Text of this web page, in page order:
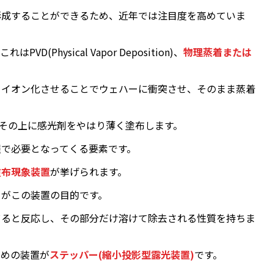
することができるため、近年では注目度を高めていま
れはPVD(Physical Vapor Deposition)、 物理蒸着または
オン化させることでウェハーに衝突させ、そのまま蒸着
上に感光剤をやはり薄く塗布します。
必要となってくる要素です。
現象装置が挙げられます。
がこの装置の目的です。
と反応し、その部分だけ溶けて除去される性質を持ちま
の装置がステッパー(縮小投影型露光装置)です。